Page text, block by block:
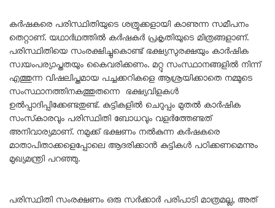
കർഷകരെ പരിസ്ഥിതിയുടെ ശത്രുക്കളായി കാണുന്ന സമീപനം
തെറ്റാണ്. യഥാർഥത്തിൽ കർഷകർ പ്രകൃതിയുടെ മിത്രങ്ങളാണ്.
പരിസ്ഥിതിയെ സംരക്ഷിച്ചുകൊണ്ട് ഭക്ഷ്യസുരക്ഷയും കാർഷിക
സ്വയംപര്യാപ്തതയും കൈവരിക്കണം. മറ്റു സംസ്ഥാനങ്ങളിൽ നിന്ന്
എത്തുന്ന വിഷലിപ്തമായ പച്ചക്കറികളെ ആശ്രയിക്കാതെ നമ്മുടെ
സംസ്ഥാനത്തിനകത്തുതന്നെ ഭക്ഷ്യവിളകൾ
ഉൽപ്പാദിപ്പിക്കേണ്ടതുണ്ട്. കുട്ടികളിൽ ചെറുപ്പം മുതൽ കാർഷിക
സംസ്‌കാരവും പരിസ്ഥിതി ബോധവും വളർത്തേണ്ടത്
അനിവാര്യമാണ്. നമുക്ക് ഭക്ഷണം നൽകുന്ന കർഷകരെ
മാതാപിതാക്കളെപ്പോലെ ആദരിക്കാൻ കുട്ടികൾ പഠിക്കണമെന്നും
മുഖ്യമന്ത്രി പറഞ്ഞു.
പരിസ്ഥിതി സംരക്ഷണം ഒരു സർക്കാർ പരിപാടി മാത്രമല്ല, അത്